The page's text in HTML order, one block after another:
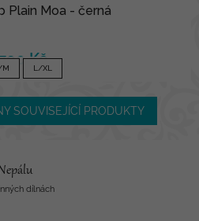
Plain Moa - černá
Kč
M L/XL
SOUVISEJÍCÍ PRODUKTY
dílnách